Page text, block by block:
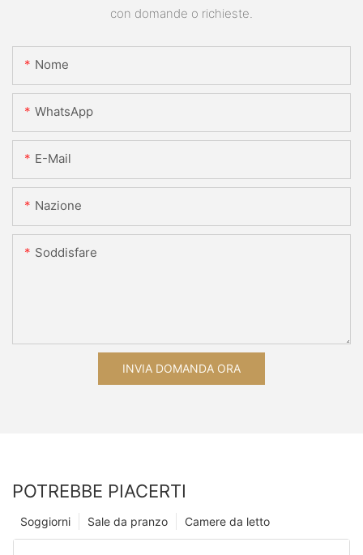
con domande o richieste.
Nome
WhatsApp
E-Mail
Nazione
Soddisfare
INVIA DOMANDA ORA
POTREBBE PIACERTI
Camere da letto
Sale da pranzo
Soggiorni